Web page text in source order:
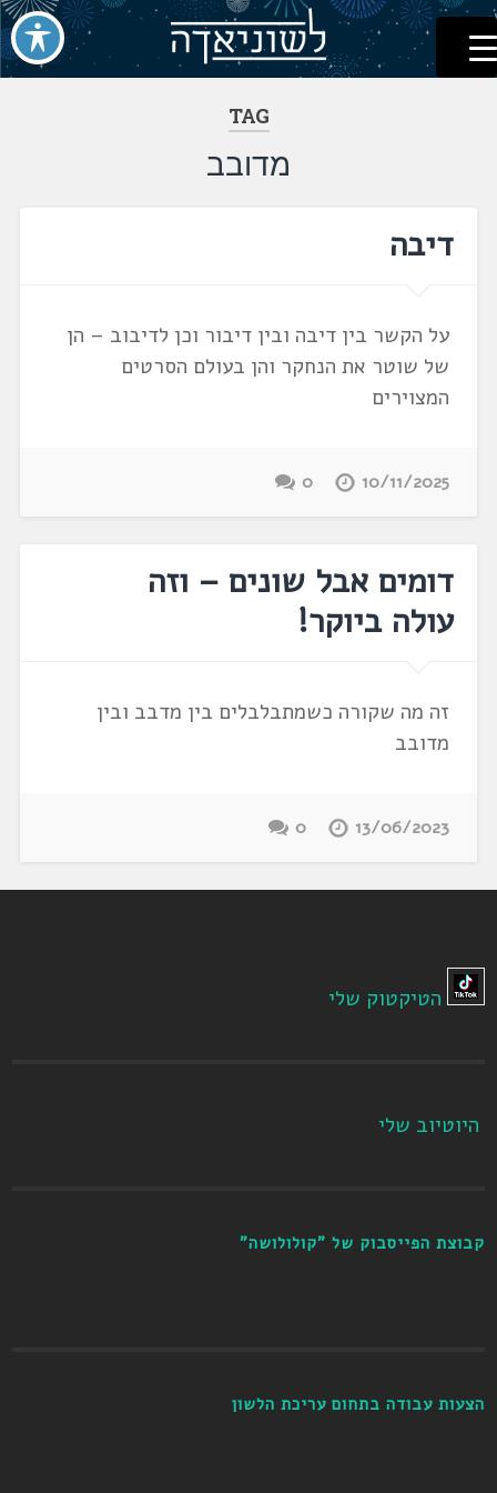
דלג
לתוכן
לשוניאדה
עברית. לשון. שפה
TAG
מדובב
דיבה
על הקשר בין דיבה ובין דיבור וכן לדיבוב – הן
של שוטר את הנחקר והן בעולם הסרטים
המצוירים
10/11/2025
0
דומים אבל שונים – וזה
עולה ביוקר!
זה מה שקורה כשמתבלבלים בין מדבב ובין
מדובב
13/06/2023
0
הטיקטוק שלי
היוטיוב שלי
קבוצת הפייסבוק של "קולולושה"
הצעות עבודה בתחום עריכת הלשון